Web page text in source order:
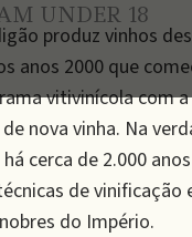
UNDER 18
produz vinhos
anos 2000 que
vitivinícola com
nova vinha. Na
cerca de 2.000
de
do Império.